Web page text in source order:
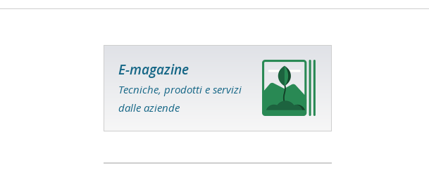
E-magazine
Tecniche, prodotti e servizi
dalle aziende